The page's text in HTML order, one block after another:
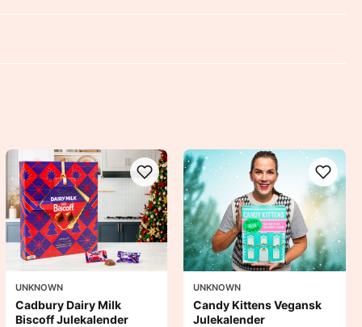
UNKNOWN
Cadbury Dairy Milk
Biscoff Julekalender
UNKNOWN
Candy Kittens Vegansk
Julekalender